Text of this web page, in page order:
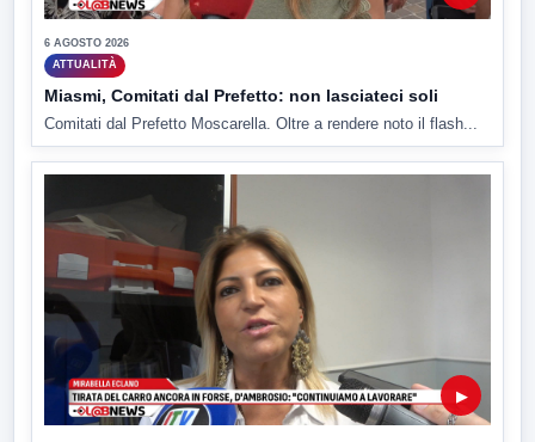
6 AGOSTO 2026
ATTUALITÀ
Miasmi, Comitati dal Prefetto: non lasciateci soli
Comitati dal Prefetto Moscarella. Oltre a rendere noto il flash...
▶